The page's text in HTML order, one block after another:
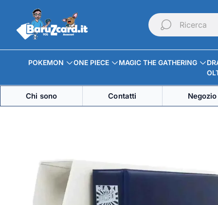
Logo
negozio"
Ricerca
POKEMON ONE PIECE MAGIC THE GATHERING
Chi sono Contatti